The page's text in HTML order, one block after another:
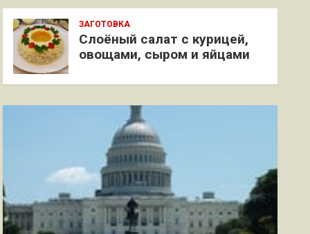
ЗАГОТОВКА
Слоёный салат с курицей,
овощами, сыром и яйцами